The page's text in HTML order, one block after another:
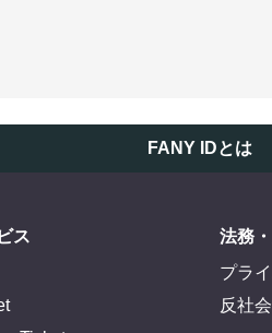
FANY IDとは
ス
法務
プラ
反社